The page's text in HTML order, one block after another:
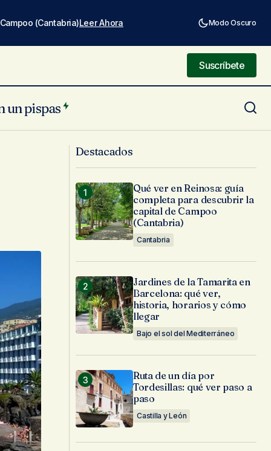
(Cantabria)Leer Ahora Modo Oscuro
Suscríbete
Suscríbete
un pispas
santuario en Infiesto
Destacados
Qué ver en Reinosa: guía
completa para descubrir la
capital de Campoo
(Cantabria)
Cantabria
Jardines de la Tamarita en
Barcelona: qué ver,
historia, horarios y cómo
llegar
Bajo el sol del Mediterráneo
Ruta de un día por
Tordesillas: qué ver paso a
paso
Castilla y León